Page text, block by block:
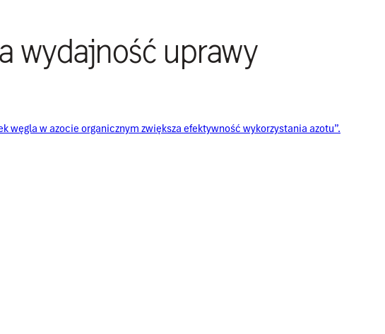
wydajność uprawy
węgla w azocie organicznym zwiększa efektywność wykorzystania azotu”.